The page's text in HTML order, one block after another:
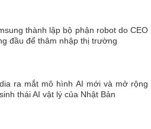
thành lập bộ phận robot do CEO
đầu để thâm nhập thị trường
ra mắt mô hình AI mới và mở rộng
thái AI vật lý của Nhật Bản